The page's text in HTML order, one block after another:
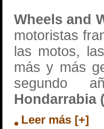
Wheels and
motoristas
las motos,
más y más
segundo
Hondarrabia
Leer más [+]